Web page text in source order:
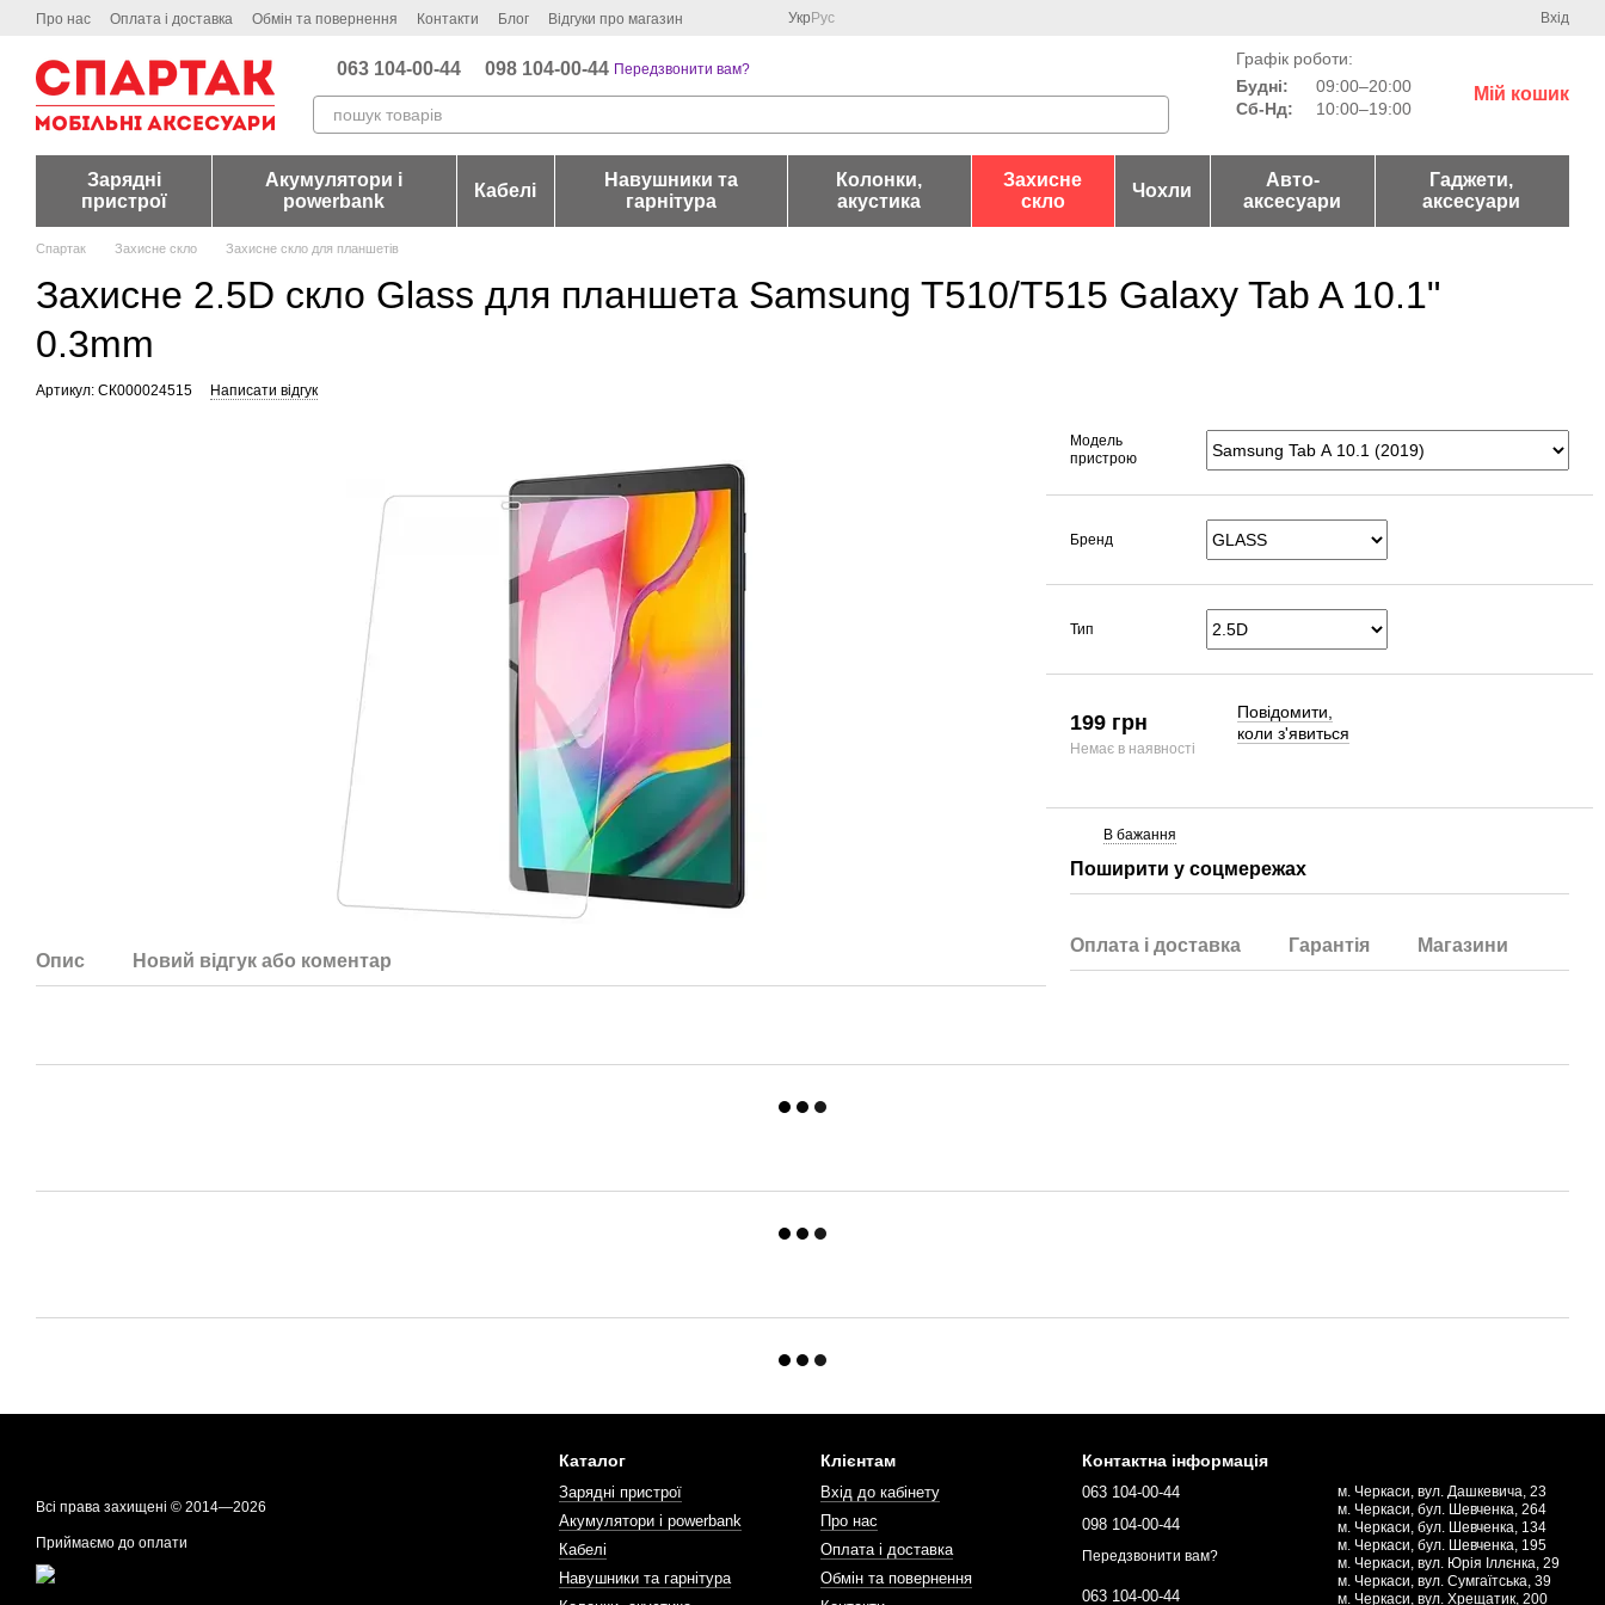
Перейти до основного контенту
Про нас Оплата і доставка Обмін та повернення Контакти Блог Відгуки про магазин Укр Рус Вхід
063 104-00-44 098 104-00-44 Передзвонити вам?
Графік роботи:
Будні:
09:00–20:00
Сб-Нд:
10:00–19:00
Мій кошик
Зарядні
пристрої
Акумулятори і
powerbank
Кабелі
Навушники та
гарнітура
Колонки,
акустика
Захисне
скло
Чохли
Авто-
аксесуари
Гаджети,
аксесуари
Спартак Захисне скло Захисне скло для планшетів
Захисне 2.5D скло Glass для планшета Samsung T510/T515 Galaxy Tab A 10.1"
0.3mm
Артикул: СК000024515 Написати відгук
Опис Новий відгук або коментар
Модель
пристрою
Бренд
Тип
199 грн
Немає в наявності
Повідомити,
коли з'явиться
В бажання
Поширити у соцмережах
Оплата і доставка Гарантія Магазини
Всі права захищені © 2014—2026
Приймаємо до оплати
Каталог
Зарядні пристрої
Акумулятори і powerbank
Кабелі
Навушники та гарнітура
Клієнтам
Вхід до кабінету
Про нас
Оплата і доставка
Обмін та повернення
Контактна інформація
063 104-00-44
098 104-00-44
Передзвонити вам?
063 104-00-44
м. Черкаси, вул. Дашкевича, 23
м. Черкаси, бул. Шевченка, 264
м. Черкаси, бул. Шевченка, 134
м. Черкаси, бул. Шевченка, 195
м. Черкаси, вул. Юрія Іллєнка, 29
м. Черкаси, вул. Сумгаїтська, 39
м. Черкаси, вул. Хрещатик, 200